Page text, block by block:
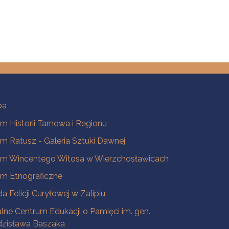
Historii Tarnowa i Regionu
Ratusz - Galeria Sztuki Dawnej
Wincentego Witosa w Wierzchosławicach
Etnograficzne
Felicji Curyłowej w Zalipiu
Centrum Edukacji o Pamięci im. gen.
Baszaka